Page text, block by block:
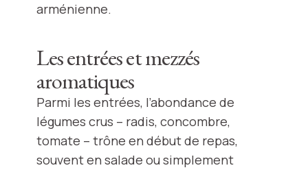
arménienne.
Les entrées et mezzés
aromatiques
Parmi les entrées, l’abondance de
légumes crus – radis, concombre,
tomate – trône en début de repas,
souvent en salade ou simplement